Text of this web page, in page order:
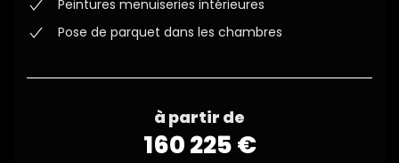
Peintures menuiseries intérieures
Pose de parquet dans les chambres
à partir de
160 225 €